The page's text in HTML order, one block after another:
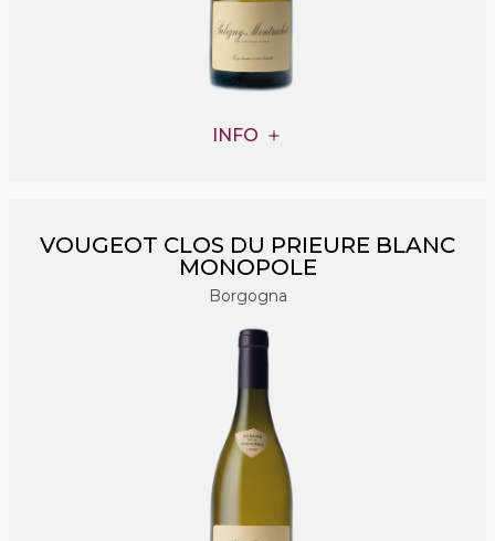
INFO
VOUGEOT CLOS DU PRIEURE BLANC
MONOPOLE
Borgogna